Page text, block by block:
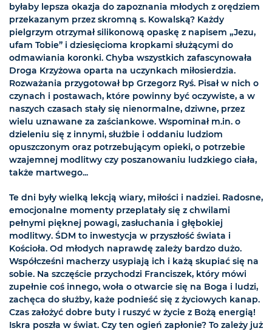
byłaby lepsza okazja do zapoznania młodych z orędziem
przekazanym przez skromną s. Kowalską? Każdy
pielgrzym otrzymał silikonową opaskę z napisem „Jezu,
ufam Tobie” i dziesięcioma kropkami służącymi do
odmawiania koronki. Chyba wszystkich zafascynowała
Droga Krzyżowa oparta na uczynkach miłosierdzia.
Rozważania przygotował bp Grzegorz Ryś. Pisał w nich o
czynach i postawach, które powinny być oczywiste, a w
naszych czasach stały się nienormalne, dziwne, przez
wielu uznawane za zaściankowe. Wspominał m.in. o
dzieleniu się z innymi, służbie i oddaniu ludziom
opuszczonym oraz potrzebującym opieki, o potrzebie
wzajemnej modlitwy czy poszanowaniu ludzkiego ciała,
także martwego...
Te dni były wielką lekcją wiary, miłości i nadziei. Radosne,
emocjonalne momenty przeplatały się z chwilami
pełnymi pięknej powagi, zasłuchania i głębokiej
modlitwy. ŚDM to inwestycja w przyszłość świata i
Kościoła. Od młodych naprawdę zależy bardzo dużo.
Współcześni macherzy usypiają ich i każą skupiać się na
sobie. Na szczęście przychodzi Franciszek, który mówi
zupełnie coś innego, woła o otwarcie się na Boga i ludzi,
zachęca do służby, każe podnieść się z życiowych kanap.
Czas założyć dobre buty i ruszyć w życie z Bożą energią!
Iskra poszła w świat. Czy ten ogień zapłonie? To zależy już